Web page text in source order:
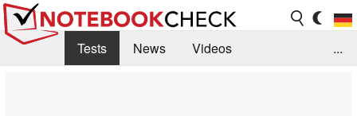
Tests News
Videos
...